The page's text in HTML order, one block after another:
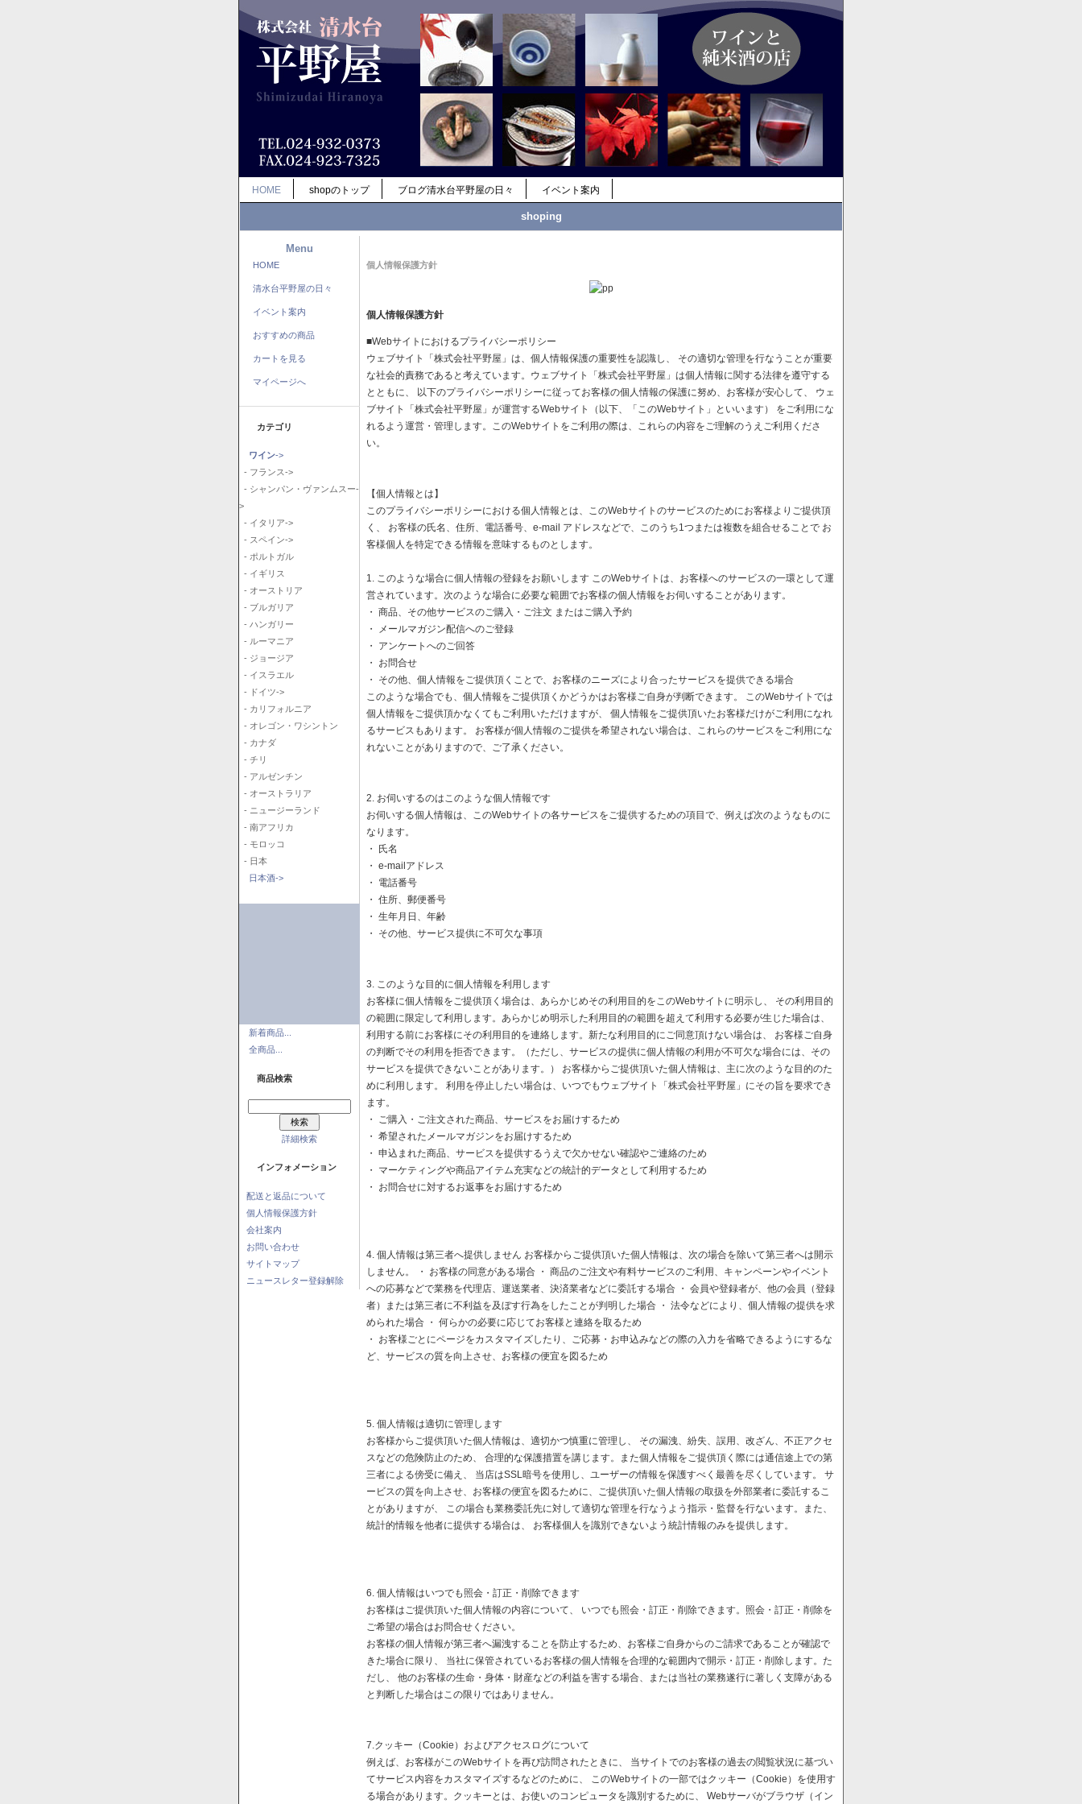
HOME shopのトップ ブログ清水台平野屋の日々 イベント案内
shoping
Menu
HOME
清水台平野屋の日々
イベント案内
おすすめの商品
カートを見る
マイページへ
カテゴリ
ワイン->
- フランス->
- シャンパン・ヴァンムスー-
>
- イタリア->
- スペイン->
- ポルトガル
- イギリス
- オーストリア
- ブルガリア
- ハンガリー
- ルーマニア
- ジョージア
- イスラエル
- ドイツ->
- カリフォルニア
- オレゴン・ワシントン
- カナダ
- チリ
- アルゼンチン
- オーストラリア
- ニュージーランド
- 南アフリカ
- モロッコ
- 日本
日本酒->
新着商品...
全商品...
商品検索
詳細検索
インフォメーション
配送と返品について
個人情報保護方針
会社案内
お問い合わせ
サイトマップ
ニュースレター登録解除
個人情報保護方針
個人情報保護方針
■Webサイトにおけるプライバシーポリシー
ウェブサイト「株式会社平野屋」は、個人情報保護の重要性を認識し、 その適切な管理を行なうことが重要
な社会的責務であると考えています。ウェブサイト「株式会社平野屋」は個人情報に関する法律を遵守する
とともに、 以下のプライバシーポリシーに従ってお客様の個人情報の保護に努め、お客様が安心して、 ウェ
ブサイト「株式会社平野屋」が運営するWebサイト（以下、「このWebサイト」といいます） をご利用にな
れるよう運営・管理します。このWebサイトをご利用の際は、これらの内容をご理解のうえご利用くださ
い。
【個人情報とは】
このプライバシーポリシーにおける個人情報とは、このWebサイトのサービスのためにお客様よりご提供頂
く、 お客様の氏名、住所、電話番号、e-mail アドレスなどで、このうち1つまたは複数を組合せることで お
客様個人を特定できる情報を意味するものとします。
1. このような場合に個人情報の登録をお願いします このWebサイトは、お客様へのサービスの一環として運
営されています。次のような場合に必要な範囲でお客様の個人情報をお伺いすることがあります。
・ 商品、その他サービスのご購入・ご注文 またはご購入予約
・ メールマガジン配信へのご登録
・ アンケートへのご回答
・ お問合せ
・ その他、個人情報をご提供頂くことで、お客様のニーズにより合ったサービスを提供できる場合
このような場合でも、個人情報をご提供頂くかどうかはお客様ご自身が判断できます。 このWebサイトでは
個人情報をご提供頂かなくてもご利用いただけますが、 個人情報をご提供頂いたお客様だけがご利用になれ
るサービスもあります。 お客様が個人情報のご提供を希望されない場合は、これらのサービスをご利用にな
れないことがありますので、ご了承ください。
2. お伺いするのはこのような個人情報です
お伺いする個人情報は、このWebサイトの各サービスをご提供するための項目で、例えば次のようなものに
なります。
・ 氏名
・ e-mailアドレス
・ 電話番号
・ 住所、郵便番号
・ 生年月日、年齢
・ その他、サービス提供に不可欠な事項
3. このような目的に個人情報を利用します
お客様に個人情報をご提供頂く場合は、あらかじめその利用目的をこのWebサイトに明示し、 その利用目的
の範囲に限定して利用します。あらかじめ明示した利用目的の範囲を超えて利用する必要が生じた場合は、
利用する前にお客様にその利用目的を連絡します。新たな利用目的にご同意頂けない場合は、 お客様ご自身
の判断でその利用を拒否できます。（ただし、サービスの提供に個人情報の利用が不可欠な場合には、その
サービスを提供できないことがあります。） お客様からご提供頂いた個人情報は、主に次のような目的のた
めに利用します。 利用を停止したい場合は、いつでもウェブサイト「株式会社平野屋」にその旨を要求でき
ます。
・ ご購入・ご注文された商品、サービスをお届けするため
・ 希望されたメールマガジンをお届けするため
・ 申込まれた商品、サービスを提供するうえで欠かせない確認やご連絡のため
・ マーケティングや商品アイテム充実などの統計的データとして利用するため
・ お問合せに対するお返事をお届けするため
4. 個人情報は第三者へ提供しません お客様からご提供頂いた個人情報は、次の場合を除いて第三者へは開示
しません。 ・ お客様の同意がある場合 ・ 商品のご注文や有料サービスのご利用、キャンペーンやイベント
への応募などで業務を代理店、運送業者、決済業者などに委託する場合 ・ 会員や登録者が、他の会員（登録
者）または第三者に不利益を及ぼす行為をしたことが判明した場合 ・ 法令などにより、個人情報の提供を求
められた場合 ・ 何らかの必要に応じてお客様と連絡を取るため
・ お客様ごとにページをカスタマイズしたり、ご応募・お申込みなどの際の入力を省略できるようにするな
ど、サービスの質を向上させ、お客様の便宜を図るため
5. 個人情報は適切に管理します
お客様からご提供頂いた個人情報は、適切かつ慎重に管理し、 その漏洩、紛失、誤用、改ざん、不正アクセ
スなどの危険防止のため、 合理的な保護措置を講じます。また個人情報をご提供頂く際には通信途上での第
三者による傍受に備え、 当店はSSL暗号を使用し、ユーザーの情報を保護すべく最善を尽くしています。 サ
ービスの質を向上させ、お客様の便宜を図るために、ご提供頂いた個人情報の取扱を外部業者に委託するこ
とがありますが、 この場合も業務委託先に対して適切な管理を行なうよう指示・監督を行ないます。また、
統計的情報を他者に提供する場合は、 お客様個人を識別できないよう統計情報のみを提供します。
6. 個人情報はいつでも照会・訂正・削除できます
お客様はご提供頂いた個人情報の内容について、 いつでも照会・訂正・削除できます。照会・訂正・削除を
ご希望の場合はお問合せください。
お客様の個人情報が第三者へ漏洩することを防止するため、お客様ご自身からのご請求であることが確認で
きた場合に限り、 当社に保管されているお客様の個人情報を合理的な範囲内で開示・訂正・削除します。た
だし、 他のお客様の生命・身体・財産などの利益を害する場合、または当社の業務遂行に著しく支障がある
と判断した場合はこの限りではありません。
7.クッキー（Cookie）およびアクセスログについて
例えば、お客様がこのWebサイトを再び訪問されたときに、 当サイトでのお客様の過去の閲覧状況に基づい
てサービス内容をカスタマイズするなどのために、 このWebサイトの一部ではクッキー（Cookie）を使用す
る場合があります。クッキーとは、お使いのコンピュータを識別するために、 Webサーバがブラウザ（イン